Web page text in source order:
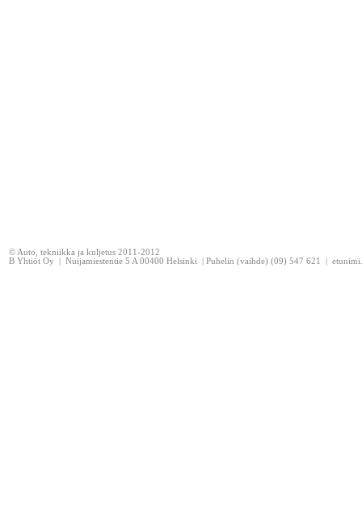
© Auto, tekniikka ja kuljetus 2011-2012
B Yhtiöt Oy | Nuijamiestentie 5 A 00400 Helsinki | Puhelin (vaihde) (09) 547 621 |